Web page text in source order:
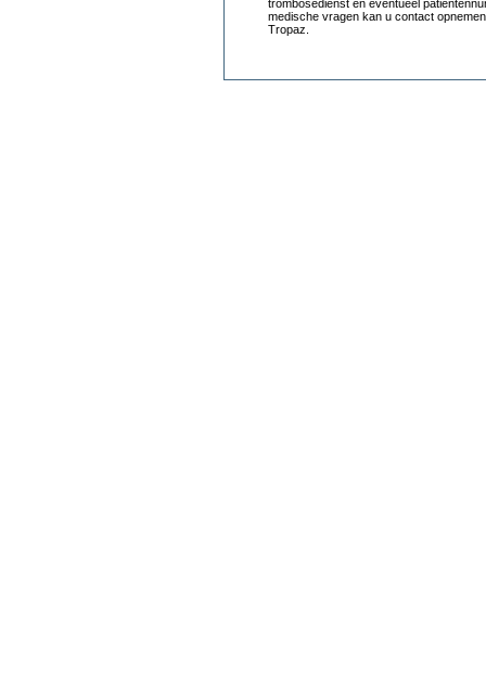
trombosedienst en eventueel
medische vragen kan u contact
Tropaz.